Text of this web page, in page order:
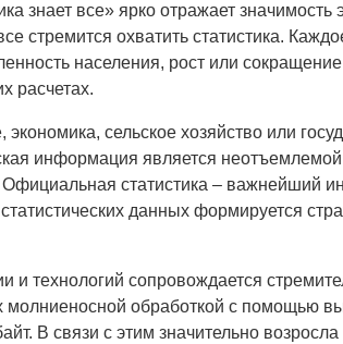
знает все» ярко отражает
стремится охватить статистика.
населения, рост или
расчетах.
сельское хозяйство или
информация является
статистика – важнейший
данных формируется
технологий сопровождается
молниеносной обработкой с помощью
В связи с этим значительно